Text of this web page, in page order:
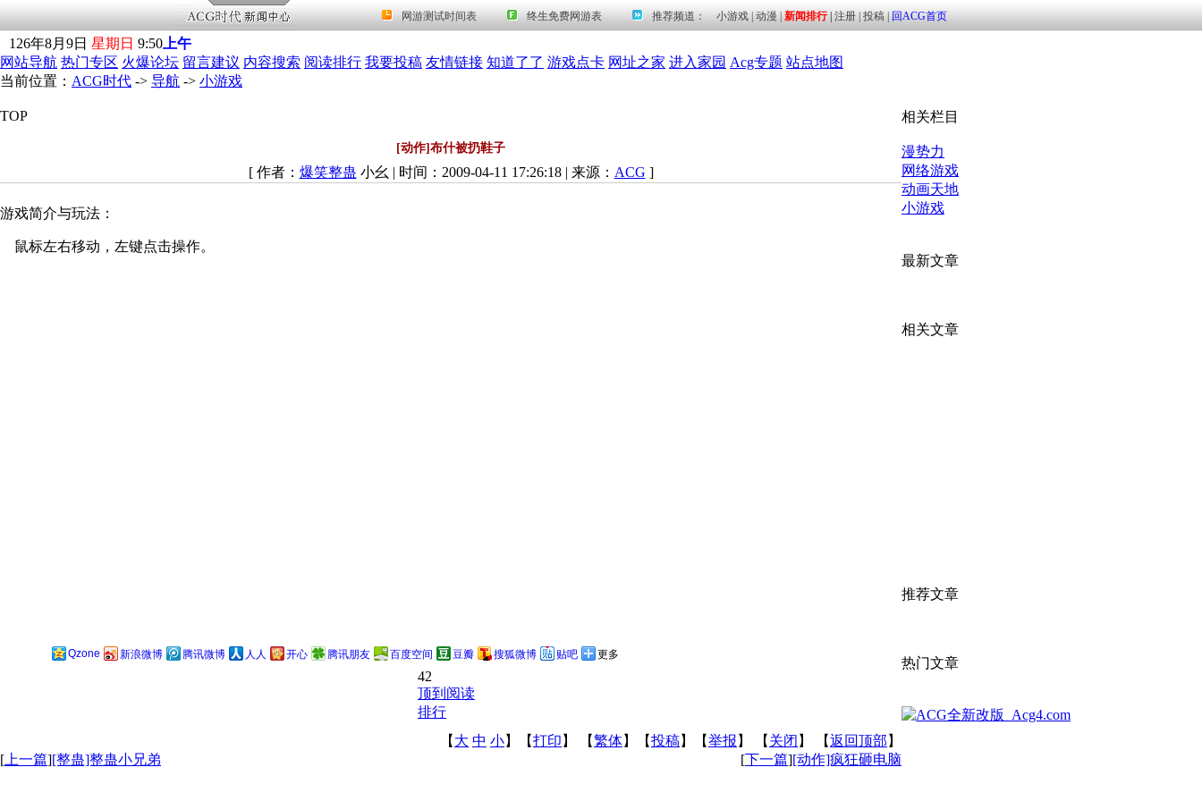
126年8月 9日 星期日 9:50 上午
网站导航 热门专区 火爆论坛 留言建议 内容搜索 阅读排行 我要投稿 友情链接 知道了了 游戏点卡 网址之家 进入家园 Acg专题 站点地图
当前位置： ACG时代 -> 导航 -> 小游戏
TOP
[动作]布什被扔鞋子
[ 作者： 爆笑整蛊 小幺 | 时间：2009-04-11 17:26:18 | 来源： ACG ]
游戏简介与玩法：
鼠标左右移动，左键点击操作。
Qzone 新浪微博 腾讯微博 人人 开心 腾讯朋友 百度空间 豆瓣 搜狐微博 贴吧 更多
42
顶到阅读
排行
【 大 中 小】【打印 】 【繁体】【投稿】【举报 】 【 关闭 】 【返回顶部 】
[ 上一篇][整蛊]整蛊小兄弟 [下一篇][动作]疯狂砸电脑
相关栏目
漫势力
网络游戏
动画天地
小游戏
最新文章
相关文章
推荐文章
热门文章